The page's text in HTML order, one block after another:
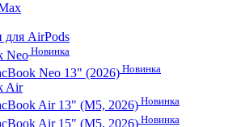
для AirPods
Neo Новинка
Neo 13" (2026) Новинка
Air
Air 13" (M5, 2026) Новинка
Air 15" (M5, 2026) Новинка